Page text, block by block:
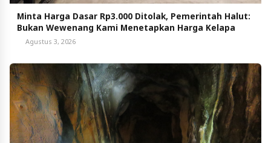
Minta Harga Dasar Rp3.000 Ditolak, Pemerintah Halut:
Bukan Wewenang Kami Menetapkan Harga Kelapa
Agustus 3, 2026